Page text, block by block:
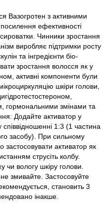
Вазогротен з активними
ефективності
Чинники зростання
виробляє підтримки росту
та інгредієнти біо-
зростання волосся як у
активні компоненти були
шкіри голови,
гормональними змінами та
Додайте активатор у
1:3 (1 частина
засобу). При сильному
застосовувати активатор як
струсіть колбу.
чи вологу шкіру голови.
змивайте. Застосовуйте
становить 3
інакше.